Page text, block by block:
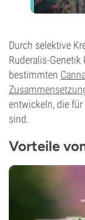
Durch selektive
Ruderalis-
bestimmten
entwickeln, die
sind.
Vorteile